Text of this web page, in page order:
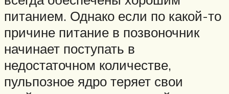
питанием. Однако если по какой-то
причине питание в позвоночник
начинает поступать в
недостаточном количестве,
пульпозное ядро теряет свои